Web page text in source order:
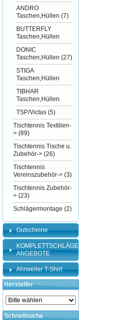
ANDRO
Taschen,Hüllen (7)
BUTTERFLY
Taschen,Hüllen
DONIC
Taschen,Hüllen (27)
STIGA
Taschen,Hüllen
TIBHAR
Taschen,Hüllen
TSP/Victas (5)
Tischtennis Textilien-
> (89)
Tischtennis Tische u.
Zubehör-> (26)
Tischtennis
Vereinszubehör-> (3)
Tischtennis Zubehör-
> (23)
Schlägermontage (2)
Gutscheine
KOMPLETTSCHLÄGER-
ANGEBOTE
Ahrweiler T-Shirt
Hersteller
Schnellsuche